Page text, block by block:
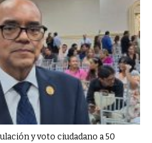
y voto ciudadano a 50